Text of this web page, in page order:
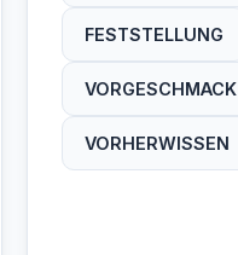
FESTSTELLUNG
VORGESCHMACK
VORHERWISSEN